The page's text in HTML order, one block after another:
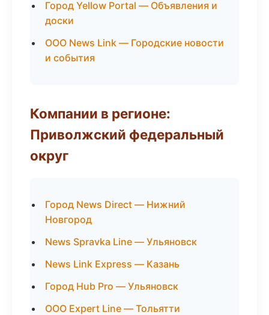
Город Yellow Portal — Объявления и
доски
ООО News Link — Городские новости
и события
Компании в регионе:
Приволжский федеральный
округ
Город News Direct — Нижний
Новгород
News Spravka Line — Ульяновск
News Link Express — Казань
Город Hub Pro — Ульяновск
ООО Expert Line — Тольятти